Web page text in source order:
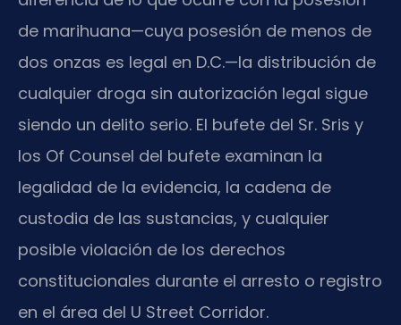
de marihuana—cuya posesión de menos de
dos onzas es legal en D.C.—la distribución de
cualquier droga sin autorización legal sigue
siendo un delito serio. El bufete del Sr. Sris y
los Of Counsel del bufete examinan la
legalidad de la evidencia, la cadena de
custodia de las sustancias, y cualquier
posible violación de los derechos
constitucionales durante el arresto o registro
en el área del U Street Corridor.